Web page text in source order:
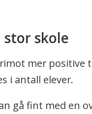
skole
mer positive
i antall elever.
gå fint med en